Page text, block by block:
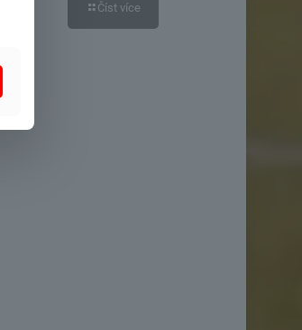
Číst více